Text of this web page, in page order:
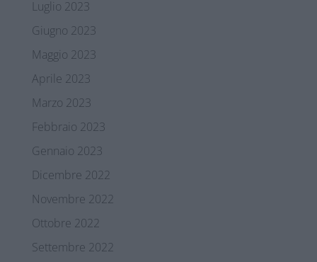
Luglio 2023
Giugno 2023
Maggio 2023
Aprile 2023
Marzo 2023
Febbraio 2023
Gennaio 2023
Dicembre 2022
Novembre 2022
Ottobre 2022
Settembre 2022